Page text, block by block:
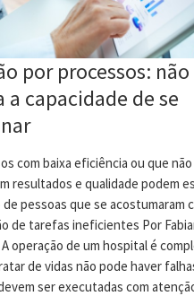
por processos: não
a capacidade de se
com baixa eficiência ou que não
resultados e qualidade podem
de pessoas que se acostumaram
de tarefas ineficientes Por
operação de um hospital é
de vidas não pode haver
ser executadas com